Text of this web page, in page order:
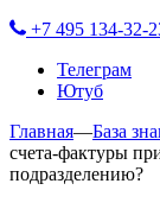
+7 495 134-32-
Телеграм
Ютуб
Главная—База
счета-фактуры
подразделению?